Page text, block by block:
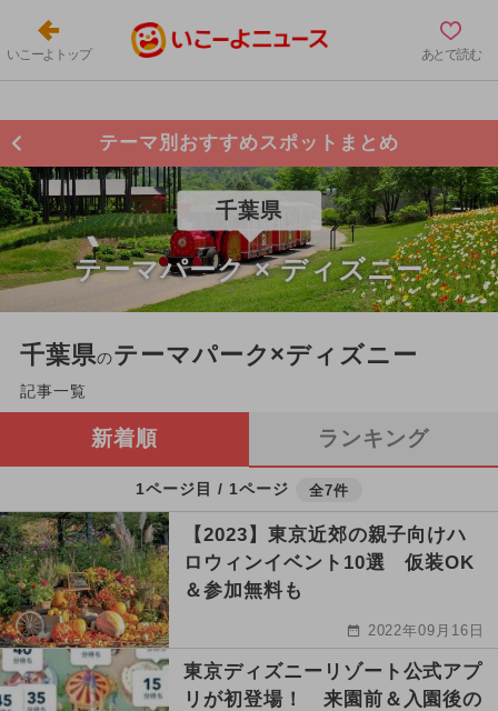
いこーよトップ あとで読む
テーマ別おすすめスポットまとめ
千葉県
テーマパーク × ディズニー
千葉県のテーマパーク×ディズニー
記事一覧
新着順 ランキング
1ページ目 / 1ページ 全7件
【2023】東京近郊の親子向けハ
ロウィンイベント10選 仮装OK
＆参加無料も
2022年09月16日
東京ディズニーリゾート公式アプ
リが初登場！ 来園前＆入園後の